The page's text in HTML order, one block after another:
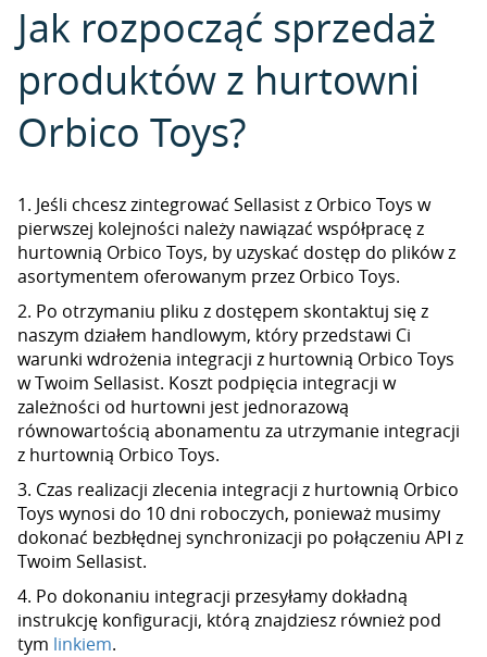
Jak rozpocząć sprzedaż
produktów z hurtowni
Orbico Toys?
1. Jeśli chcesz zintegrować Sellasist z Orbico Toys w
pierwszej kolejności należy nawiązać współpracę z
hurtownią Orbico Toys, by uzyskać dostęp do plików z
asortymentem oferowanym przez Orbico Toys.
2. Po otrzymaniu pliku z dostępem skontaktuj się z
naszym działem handlowym, który przedstawi Ci
warunki wdrożenia integracji z hurtownią Orbico Toys
w Twoim Sellasist. Koszt podpięcia integracji w
zależności od hurtowni jest jednorazową
równowartością abonamentu za utrzymanie integracji
z hurtownią Orbico Toys.
3. Czas realizacji zlecenia integracji z hurtownią Orbico
Toys wynosi do 10 dni roboczych, ponieważ musimy
dokonać bezbłędnej synchronizacji po połączeniu API z
Twoim Sellasist.
4. Po dokonaniu integracji przesyłamy dokładną
instrukcję konfiguracji, którą znajdziesz również pod
tym linkiem.